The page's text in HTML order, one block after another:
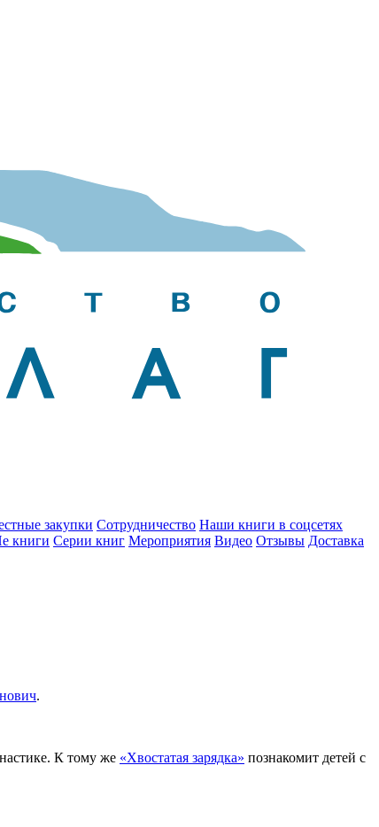
закупки Сотрудничество Наши книги в соцсетях
книги Серии книг Мероприятия Видео Отзывы Доставка
.
К тому же «Хвостатая зарядка» познакомит детей с